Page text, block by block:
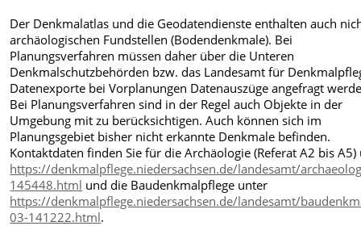
Der Denkmalatlas und die Geodatendienste enthalten auch
archäologischen Fundstellen (Bodendenkmale). Bei
Planungsverfahren müssen daher über die Unteren
Denkmalschutzbehörden bzw. das Landesamt für
Datenexporte bei Vorplanungen Datenauszüge angefragt
Bei Planungsverfahren sind in der Regel auch Objekte in der
Umgebung mit zu berücksichtigen. Auch können sich im
Planungsgebiet bisher nicht erkannte Denkmale befinden.
Kontaktdaten finden Sie für die Archäologie (Referat A2 bis
https://denkmalpflege.niedersachsen.de/landesamt/
145448.html und die Baudenkmalpflege unter
https://denkmalpflege.niedersachsen.de/landesamt/
03-141222.html.